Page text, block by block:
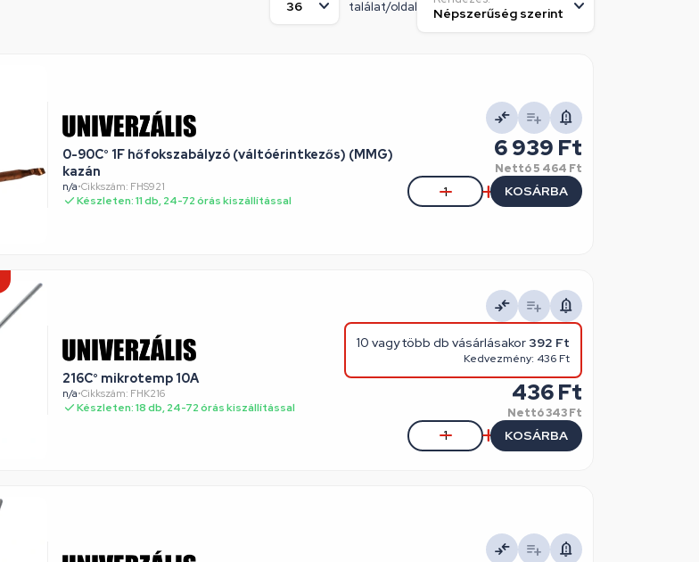
találat/oldal
0-90C° 1F hőfokszabályzó (váltóérintkezős) (MMG)
kazán
n/a•Cikkszám: FHS921
Készleten: 11 db, 24-72 órás kiszállítással
6 939 Ft
Nettó5 464 Ft
KOSÁRBA
216C° mikrotemp 10A
n/a•Cikkszám: FHK216
Készleten: 18 db, 24-72 órás kiszállítással
10 vagy több db vásárlásakor 392 Ft
Kedvezmény: 436 Ft
436 Ft
Nettó343 Ft
KOSÁRBA